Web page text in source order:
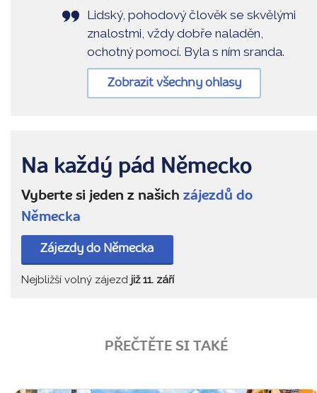
Lidský, pohodový člověk se skvělými
znalostmi, vždy dobře naladěn,
ochotný pomocí. Byla s ním sranda.
Zobrazit všechny ohlasy
Na každý pád Německo
Vyberte si jeden z našich zájezdů do
Německa
Zájezdy do Německa
Nejbližší volný zájezd již 11. září
PŘEČTĚTE SI TAKÉ